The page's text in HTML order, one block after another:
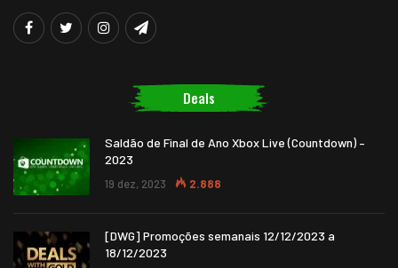
Deals
Saldão de Final de Ano Xbox Live (Countdown) –
2023
19 dez, 2023 2.888
[DWG] Promoções semanais 12/12/2023 a
18/12/2023